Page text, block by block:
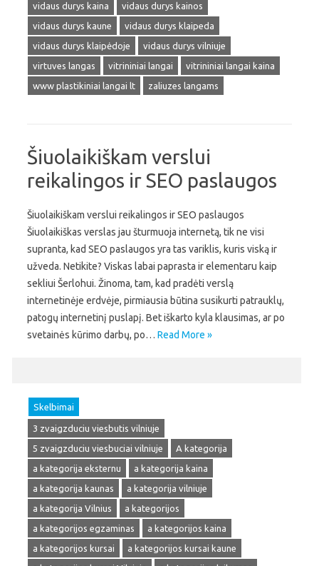
vidaus durys kaina
vidaus durys kainos
vidaus durys kaune
vidaus durys klaipeda
vidaus durys klaipėdoje
vidaus durys vilniuje
virtuves langas
vitrininiai langai
vitrininiai langai kaina
www plastikiniai langai lt
zaliuzes langams
Šiuolaikiškam verslui
reikalingos ir SEO paslaugos
Šiuolaikiškam verslui reikalingos ir SEO paslaugos
Šiuolaikiškas verslas jau šturmuoja internetą, tik ne visi
supranta, kad SEO paslaugos yra tas variklis, kuris viską ir
užveda. Netikite? Viskas labai paprasta ir elementaru kaip
sekliui Šerlohui. Žinoma, tam, kad pradėti verslą
internetinėje erdvėje, pirmiausia būtina susikurti patrauklų,
patogų internetinį puslapį. Bet iškarto kyla klausimas, ar po
svetainės kūrimo darbų, po… Read More »
Skelbimai
3 zvaigzduciu viesbutis vilniuje
5 zvaigzduciu viesbuciai vilniuje
A kategorija
a kategorija eksternu
a kategorija kaina
a kategorija kaunas
a kategorija vilniuje
a kategorija Vilnius
a kategorijos
a kategorijos egzaminas
a kategorijos kaina
a kategorijos kursai
a kategorijos kursai kaune